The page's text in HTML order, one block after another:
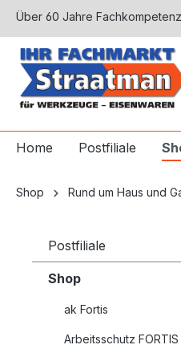
Zur
Über 60 Jahre Fachkompetenz
Home Postfiliale
Shop Rund um Haus und
Postfiliale
Shop
ak Fortis
Arbeitsschutz FORTIS